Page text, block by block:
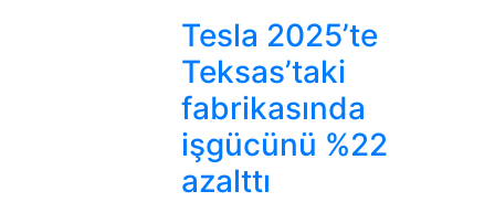
Tesla 2025’te
Teksas’taki
fabrikasında
işgücünü %22
azalttı